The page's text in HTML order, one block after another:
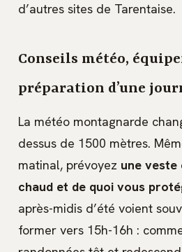
d’autres sites de Tarentaise.
Conseils météo,
préparation d’une
La météo montagnarde
dessus de 1500 mètres.
matinal, prévoyez une veste
chaud et de quoi vous
après-midis d’été voient
former vers 15h-16h :